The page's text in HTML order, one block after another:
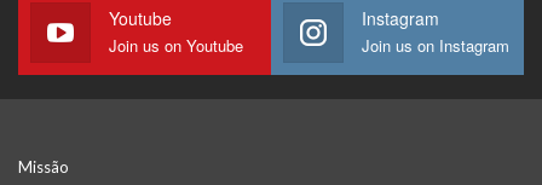
Youtube
Join us on Youtube
Instagram
Join us on Instagram
Missão